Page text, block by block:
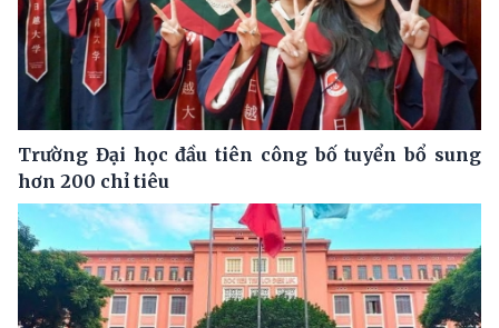
Trường Đại học đầu tiên công bố tuyển bổ sung
hơn 200 chỉ tiêu